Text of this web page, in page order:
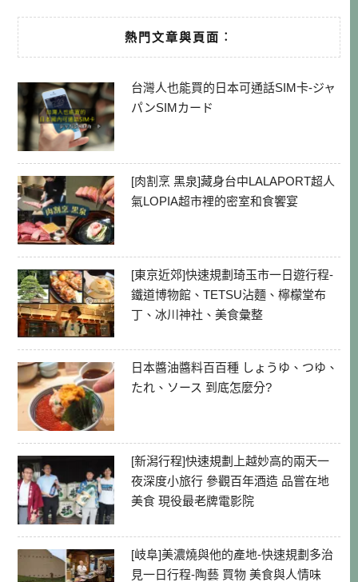
熱門文章與頁面︰
台灣人也能買的日本可通話SIM卡-ジャ
パンSIMカード
[肉割烹 黑泉]藏身台中LALAPORT超人
氣LOPIA超市裡的密室和食饗宴
[東京近郊]快速規劃琦玉市一日遊行程-
鐵道博物館、TETSU沾麵、檸檬堂布
丁、冰川神社、美食彙整
日本醬油醬料百百種 しょうゆ、つゆ、
たれ、ソース 到底怎麼分?
[新潟行程]快速規劃上越妙高的兩天一
夜深度小旅行 參觀百年酒造 品嘗在地
美食 現役最老牌電影院
[岐阜]美濃燒與他的產地-快速規劃多治
見一日行程-陶藝 買物 美食與人情味